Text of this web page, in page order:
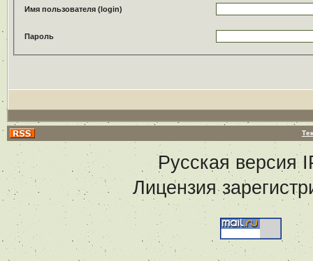
Имя пользователя (login)
Пароль
Русская версия
Лицензия